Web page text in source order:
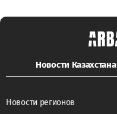
Новости Казахстана
Новости регионов